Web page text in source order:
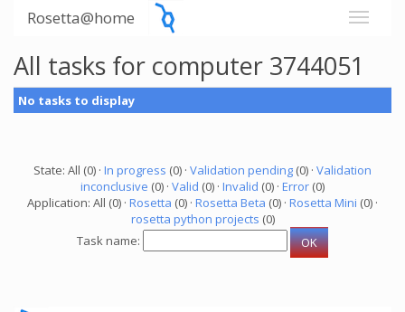
Rosetta@home
All tasks for computer 3744051
No tasks to display
State: All (0) · In progress (0) · Validation pending (0) · Validation
inconclusive (0) · Valid (0) · Invalid (0) · Error (0)
Application: All (0) · Rosetta (0) · Rosetta Beta (0) · Rosetta Mini (0) ·
rosetta python projects (0)
Task name: